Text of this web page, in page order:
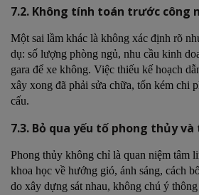
7.2. Không tính toán trước công
Một sai lầm khác là không xác định rõ
dụ: số lượng phòng ngủ, nhu cầu kinh
gara để xe không. Việc thiếu kế hoạch
xây xong đã phải sửa chữa, tốn kém chi
cấu.
7.3. Bỏ qua yếu tố phong thủy
Phong thủy không chỉ là quan niệm tâm
khoa học về hướng gió, ánh sáng, cách
do xây dựng sát nhau, không chú ý